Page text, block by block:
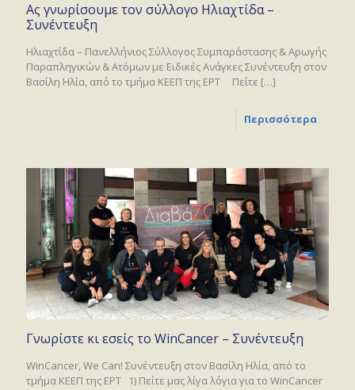
Ας γνωρίσουμε τον σύλλογο Ηλιαχτίδα –
Συνέντευξη
Ηλιαχτίδα – Πανελλήνιος Σύλλογος Συμπαράστασης & Αρωγής
Παραπληγικών & Ατόμων με Ειδικές Ανάγκες Συνέντευξη στον
Βασίλη Ηλία, από το τμήμα ΚΕΕΠ της ΕΡΤ Πείτε […]
Περισσότερα
Γνωρίστε κι εσείς το WinCancer – Συνέντευξη
WinCancer, We Can! Συνέντευξη στον Βασίλη Ηλία, από το
τμήμα ΚΕΕΠ της ΕΡΤ 1) Πείτε μας λίγα λόγια για το WinCancer